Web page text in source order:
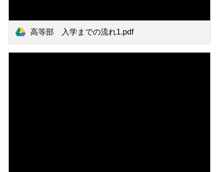
高等部 入学までの流れ1.pdf